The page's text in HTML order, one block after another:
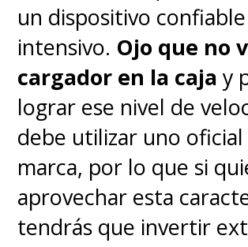
que suma tecnología
uno de los orificios es
cámara selfie de
entrega buenos
mientras que los otros
albergan unsensor
(Time of Flight) y un
un dispositivo
intensivo. Ojo que no
cargador en la caja y
lograr ese nivel de
debe utilizar uno oficial
marca, por lo que si
aprovechar esta
tendrás que invertir